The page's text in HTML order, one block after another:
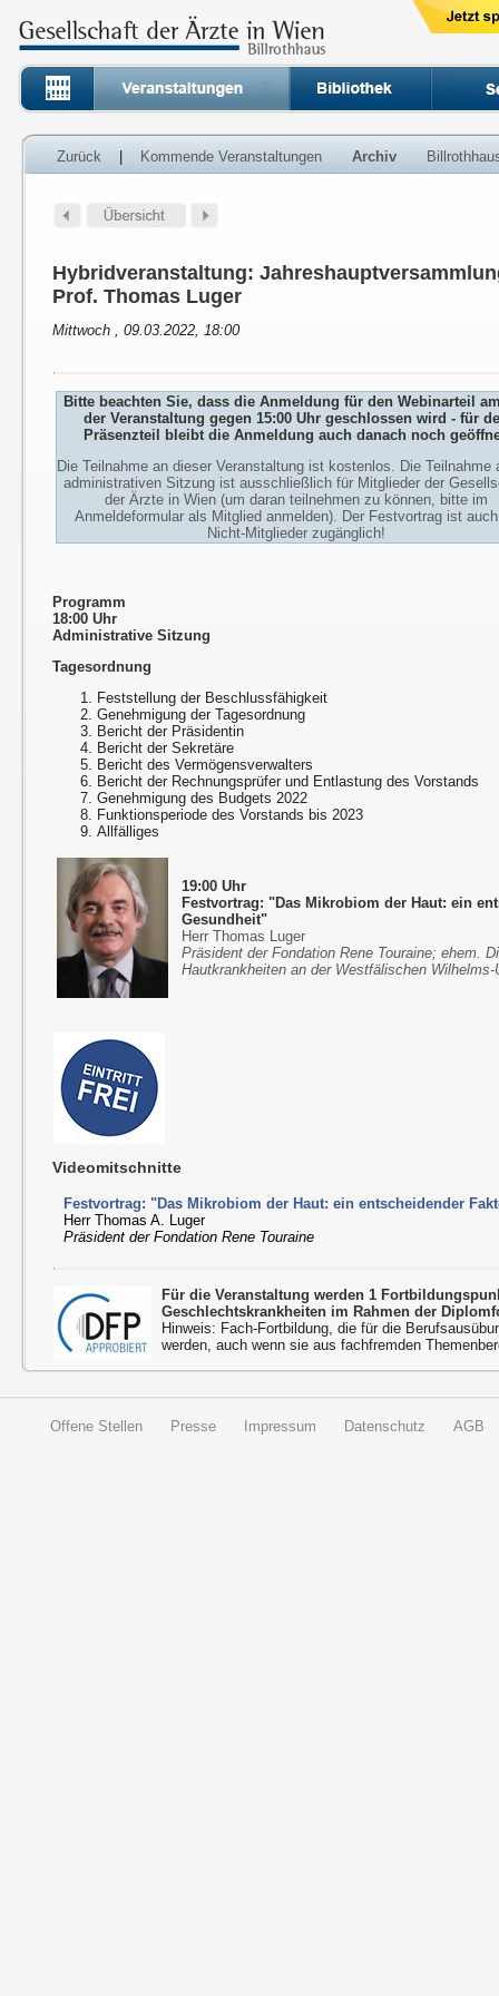
Zurück Kommende Veranstaltungen Archiv
Hybridveranstaltung:
Prof. Thomas Luger
Mittwoch , 09.03.2022, 18:00
Bitte beachten Sie, dass die Anmeldung für den Webinarteil
der Veranstaltung gegen 15:00 Uhr geschlossen wird - für
Präsenzteil bleibt die Anmeldung auch danach noch
Die Teilnahme an dieser Veranstaltung ist kostenlos. Die Teilnahme
administrativen Sitzung ist ausschließlich für Mitglieder der
der Ärzte in Wien (um daran teilnehmen zu können, bitte im
Anmeldeformular als Mitglied anmelden). Der Festvortrag ist
Nicht-Mitglieder zugänglich!
Programm
18:00 Uhr
Administrative Sitzung
Tagesordnung
Feststellung der Beschlussfähigkeit
Genehmigung der Tagesordnung
Bericht der Präsidentin
Bericht der Sekretäre
Bericht des Vermögensverwalters
Bericht der Rechnungsprüfer und Entlastung des Vorstands
Genehmigung des Budgets 2022
Funktionsperiode des Vorstands bis 2023
Allfälliges
19:00 Uhr
Festvortrag: "Das Mikrobiom der Haut: ein
Gesundheit"
Herr Thomas Luger
Präsident der Fondation Rene Touraine; ehem.
Hautkrankheiten an der Westfälischen
Videomitschnitte
Festvortrag: "Das Mikrobiom der Haut: ein entscheidender
Herr Thomas A. Luger
Präsident der Fondation Rene Touraine
Für die Veranstaltung werden 1
Geschlechtskrankheiten im Rahmen der
Hinweis: Fach-Fortbildung, die für die
werden, auch wenn sie aus fachfremden
Offene Stellen Presse Impressum Datenschutz AGB